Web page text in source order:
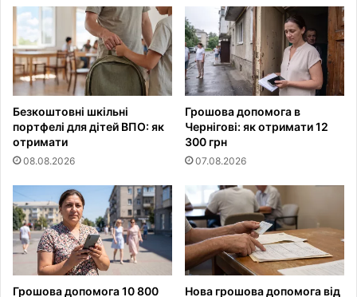
Безкоштовні шкільні
портфелі для дітей ВПО: як
отримати
08.08.2026
Грошова допомога в
Чернігові: як отримати 12
300 грн
07.08.2026
Грошова допомога 10 800
Нова грошова допомога від